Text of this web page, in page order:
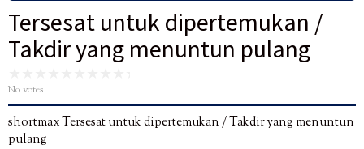
Tersesat untuk dipertemukan /
Takdir yang menuntun pulang
No votes
shortmax Tersesat untuk dipertemukan / Takdir yang menuntun
pulang